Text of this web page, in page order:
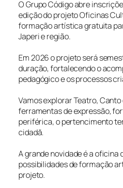
O Grupo Código abre
edição do projeto Oficinas
formação artística gratuita
Japeri e região.
Em 2026 o projeto será
duração, fortalecendo o
pedagógico e os processos
Vamos explorar Teatro,
ferramentas de expressão,
periférica, o pertencimento
cidadă.
A grande novidade é a oficina
possibilidades de formação
projeto.